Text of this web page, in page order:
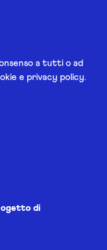
a tutti o ad
e privacy policy.
di